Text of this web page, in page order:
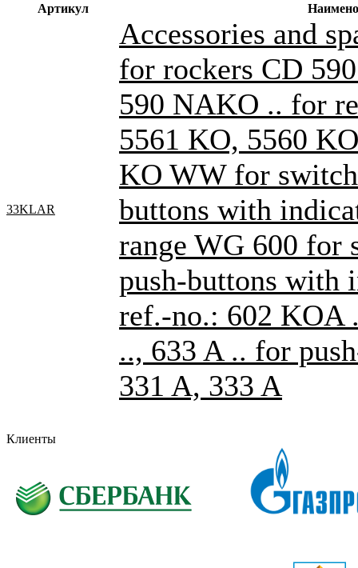
Артикул
33KLAR
Accessories and
for rockers CD
590 NAKO .. for
5561 KO, 5560
KO WW for
buttons with
range WG 600 for
push-buttons with
ref.-no.: 602 KOA
.., 633 A .. for
331 A, 333 A
Клиенты